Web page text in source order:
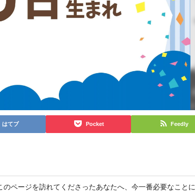
はてブ Pocket Feedly
ページを訪れてくださったあなたへ、今一番必要なことに